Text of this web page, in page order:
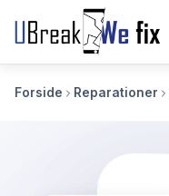
Forside Reparationer